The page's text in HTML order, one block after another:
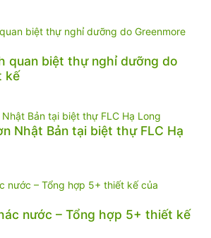
quan biệt thự nghỉ dưỡng do
kế
Nhật Bản tại biệt thự FLC Hạ
nước – Tổng hợp 5+ thiết kế